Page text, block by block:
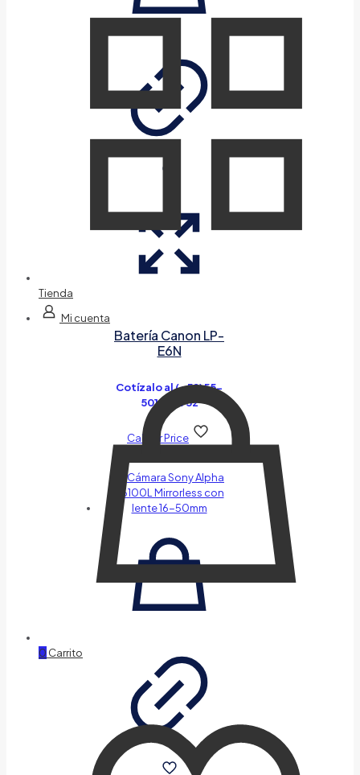
Batería Canon LP-
E6N
Cotízalo al (+52)55-
5014-7952
Call for Price
Tienda
Mi cuenta
0 Carrito